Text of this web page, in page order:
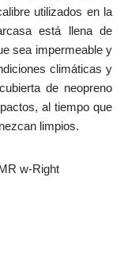
utilizados en la
está llena de
sea impermeable y
climáticas y
de neopreno
al tiempo que
limpios.